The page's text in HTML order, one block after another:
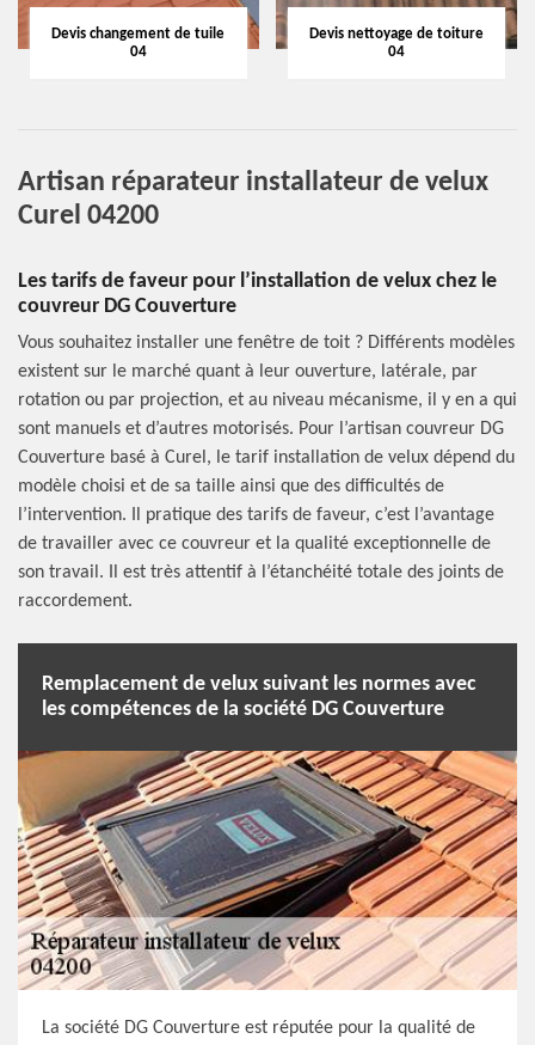
Devis changement de tuile
04
Devis nettoyage de toiture
04
Artisan réparateur installateur de velux
Curel 04200
Les tarifs de faveur pour l’installation de velux chez le
couvreur DG Couverture
Vous souhaitez installer une fenêtre de toit ? Différents modèles
existent sur le marché quant à leur ouverture, latérale, par
rotation ou par projection, et au niveau mécanisme, il y en a qui
sont manuels et d’autres motorisés. Pour l’artisan couvreur DG
Couverture basé à Curel, le tarif installation de velux dépend du
modèle choisi et de sa taille ainsi que des difficultés de
l’intervention. Il pratique des tarifs de faveur, c’est l’avantage
de travailler avec ce couvreur et la qualité exceptionnelle de
son travail. Il est très attentif à l’étanchéité totale des joints de
raccordement.
Remplacement de velux suivant les normes avec
les compétences de la société DG Couverture
La société DG Couverture est réputée pour la qualité de